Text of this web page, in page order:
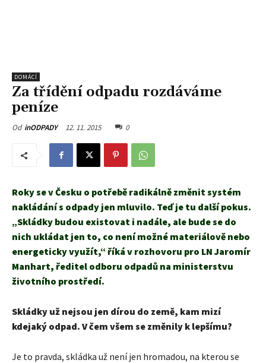
DOMÁCÍ
Za třídění odpadu rozdáváme
peníze
Od inODPADY 12. 11. 2015 0
Roky se v Česku o potřebě radikálně změnit systém
nakládání s odpady jen mluvilo. Teď je tu další pokus.
„Skládky budou existovat i nadále, ale bude se do
nich ukládat jen to, co není možné materiálově nebo
energeticky využít,“ říká v rozhovoru pro LN Jaromír
Manhart, ředitel odboru odpadů na ministerstvu
životního prostředí.
Skládky už nejsou jen dírou do země, kam mizí
kdejaký odpad. V čem všem se změnily k lepšímu?
Je to pravda, skládka už není jen hromadou, na kterou se